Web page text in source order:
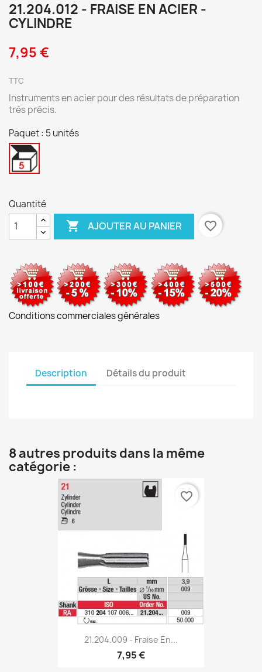
21.204.012 - FRAISE EN ACIER -
CYLINDRE
7,95 €
TTC
Instruments en acier pour des résultats de préparation
très précis.
Paquet : 5 unités
5
Quantité
 AJOUTER AU PANIER favorite_border
Conditions commerciales générales
Description Détails du produit
8 autres produits dans la même
catégorie :
21.204.009 - Fraise En...
7,95 €
favorite_border